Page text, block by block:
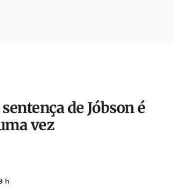
de Jóbson é
vez
h